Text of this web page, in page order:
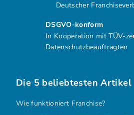
DSGVO-konform
In Kooperation mit TÜV-
Datenschutzbeauftragten
Deutscher
Die 5 beliebtesten Artikel
Wie funktioniert Franchise?